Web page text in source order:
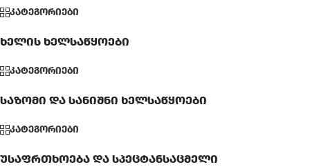
კატეგორიები
ხელის ხელსაწყოები
კატეგორიები
საზომი და სანიშნი ხელსაწყოები
კატეგორიები
უსაფრთხოება და სპეცტანსაცმელი